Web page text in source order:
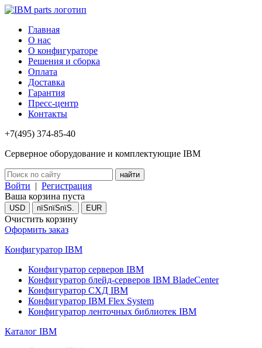
Главная
О нас
О конфигураторе
Решения и сборка
Оплата
Доставка
Гарантия
Пресс-центр
Контакты
+7(495) 374-85-40
Серверное оборудование и комплектующие IBM
Войти | Регистрация
Ваша корзина пуста
USD пїЅпїЅпїЅ. EUR
Очистить корзину
Оформить заказ
Конфигуратор IBM
Конфигуратор серверов IBM
Конфигуратор блейд-серверов IBM BladeCenter
Конфигуратор СХД IBM
Конфигуратор IBM Flex System
Конфигуратор ленточных библиотек IBM
Каталог IBM